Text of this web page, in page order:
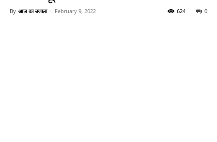
By आज का उजाला - February 9, 2022 0
624